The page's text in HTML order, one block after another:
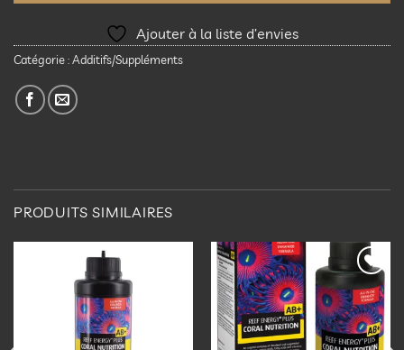
Ajouter à la liste d’envies
Catégorie :Additifs/Suppléments
PRODUITS SIMILAIRES
Ajouter
à la
liste
d’envies